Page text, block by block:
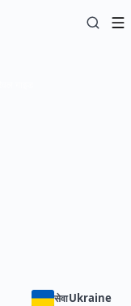
सेवाUkraine